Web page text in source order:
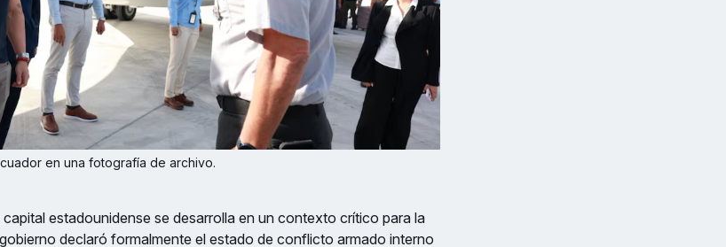
en una fotografía de archivo.
estadounidense se desarrolla en un contexto crítico para la
declaró formalmente el estado de conflicto armado interno